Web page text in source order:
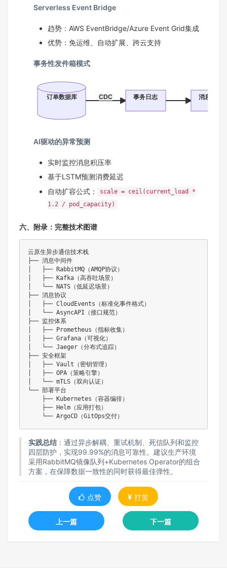
Serverless Event Bridge
趋势：AWS EventBridge/Azure Event Grid集成
优势：免运维、自动扩展、跨云支持
事务性发件箱模式
CDC
订单数据库 事务日志 消息队列
AI驱动的异常预测
实时监控消息积压率
基于LSTM预测消费延迟
自动扩容公式：
scale = ceil(current_load *
1.2 / pod_capacity)
六、附录：完整技术图谱
云原生异步通信技术栈
├── 消息中间件
│   ├── RabbitMQ（AMQP协议）
│   ├── Kafka（高吞吐场景）
│   └── NATS（低延迟场景）
├── 消息协议
│   ├── CloudEvents（标准化事件格式）
│   └── AsyncAPI（接口规范）
├── 监控体系
│   ├── Prometheus（指标收集）
│   ├── Grafana（可视化）
│   └── Jaeger（分布式追踪）
├── 安全框架
│   ├── Vault（密钥管理）
│   ├── OPA（策略引擎）
│   └── mTLS（双向认证）
└── 部署平台
    ├── Kubernetes（容器编排）
    ├── Helm（应用打包）
实践总结：通过异步解耦、重试机制、死信队列和监控
四层防护，实现99.99%的消息可靠性。建议生产环境
采用RabbitMQ镜像队列+Kubernetes Operator的组合
方案，在保障数据一致性的同时获得最佳弹性。
点赞 打赏
上一篇 下一篇